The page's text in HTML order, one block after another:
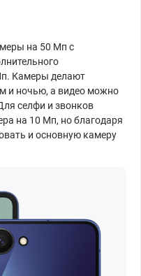
на 50 Мп с
Камеры делают
и ночью, а видео можно
селфи и звонков
на 10 Мп, но благодаря
и основную камеру